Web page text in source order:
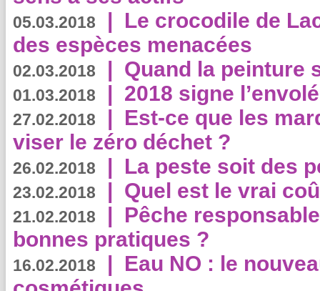
05.03.2018 | Le crocodile de
des espèces menacées
02.03.2018 | Quand la peinture
01.03.2018 | 2018 signe
27.02.2018 | Est-ce que les
viser le zéro déchet ?
26.02.2018 | La peste soit des
23.02.2018 | Quel est le vrai
21.02.2018 | Pêche
bonnes pratiques ?
16.02.2018 | Eau NO : le